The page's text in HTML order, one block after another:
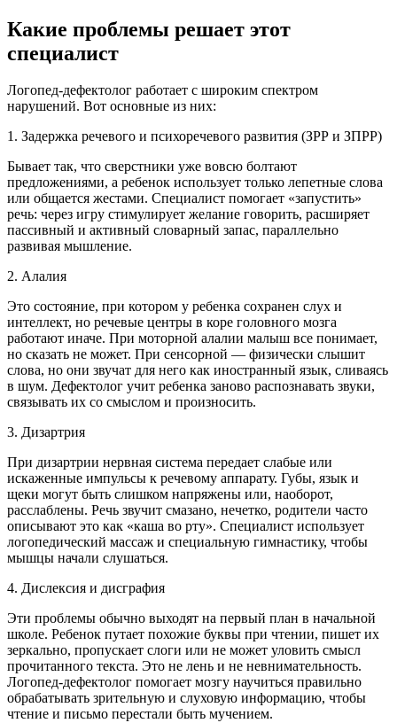
Какие проблемы решает этот
специалист
Логопед-дефектолог работает с широким спектром
нарушений. Вот основные из них:
1. Задержка речевого и психоречевого развития (ЗРР и ЗПРР)
Бывает так, что сверстники уже вовсю болтают
предложениями, а ребенок использует только лепетные слова
или общается жестами. Специалист помогает «запустить»
речь: через игру стимулирует желание говорить, расширяет
пассивный и активный словарный запас, параллельно
развивая мышление.
2. Алалия
Это состояние, при котором у ребенка сохранен слух и
интеллект, но речевые центры в коре головного мозга
работают иначе. При моторной алалии малыш все понимает,
но сказать не может. При сенсорной — физически слышит
слова, но они звучат для него как иностранный язык, сливаясь
в шум. Дефектолог учит ребенка заново распознавать звуки,
связывать их со смыслом и произносить.
3. Дизартрия
При дизартрии нервная система передает слабые или
искаженные импульсы к речевому аппарату. Губы, язык и
щеки могут быть слишком напряжены или, наоборот,
расслаблены. Речь звучит смазано, нечетко, родители часто
описывают это как «каша во рту». Специалист использует
логопедический массаж и специальную гимнастику, чтобы
мышцы начали слушаться.
4. Дислексия и дисграфия
Эти проблемы обычно выходят на первый план в начальной
школе. Ребенок путает похожие буквы при чтении, пишет их
зеркально, пропускает слоги или не может уловить смысл
прочитанного текста. Это не лень и не невнимательность.
Логопед-дефектолог помогает мозгу научиться правильно
обрабатывать зрительную и слуховую информацию, чтобы
чтение и письмо перестали быть мучением.